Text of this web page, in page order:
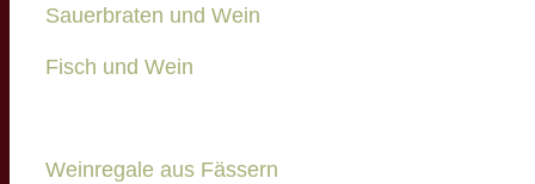
Sauerbraten und Wein
Fisch und Wein
Weinregale aus Fässern